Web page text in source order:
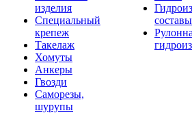
изделия
Специальный
крепеж
Такелаж
Хомуты
Анкеры
Гвозди
Саморезы,
шурупы
составы